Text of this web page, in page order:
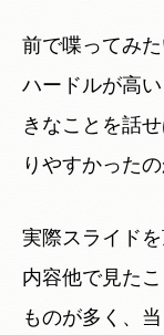
前で喋ってみ
ハードルが高
きなことを話
りやすかった
実際スライド
内容他で見た
ものが多く、